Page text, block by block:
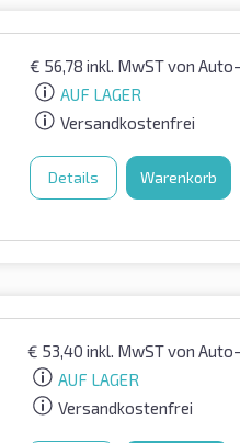
€ 56,78 inkl. MwSTvon
AUF LAGER
Versandkostenfrei
Details Warenkorb
€ 53,40 inkl. MwSTvon
AUF LAGER
Versandkostenfrei